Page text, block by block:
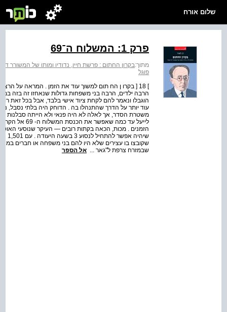
שלום אורח
פרק 1: המשלוח ה־69
מתוך:בקרון החתום : פרשת חייו, נדודיו ומותו של המשורר
פוגל
] 18 [ בקרו ן הח תום למשוך עוד את הזמן . המראה על
הרבה ילדים, הרבה בני משפחות גדולות שנאחזו זה בזה
הוגבלו ונאמר להם לקחת ציוד אישי בלבד, אבל בכל זאת רוב
עוד יותר על הדרך שהתנהלו בה . הדוחק היה בלתי נסבל,
משטרת הסדר, אך לאלה לא היה פנאי ולא הייתה סבלנות
הזמנים . מכות, הכאה בקתות רובים — העיקר שנוסעי
שקובצו בו עצירים שלא היו להם בני משפחה או חברים
שבמזרח צרפת ל"גאר ... אל הספר